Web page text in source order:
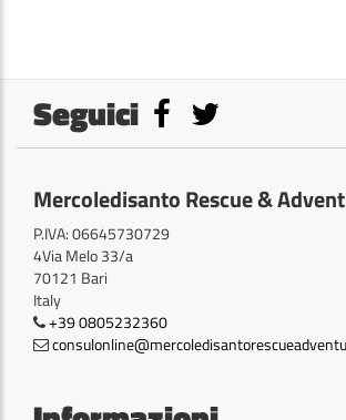
Seguici
Mercoledisanto Rescue &
P.IVA: 06645730729
4Via Melo 33/a
70121 Bari
Italy
+39 0805232360